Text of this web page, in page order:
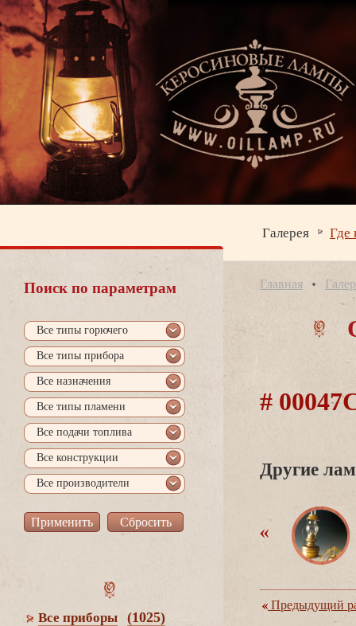
Галерея Где
Поиск по параметрам
се типы горючего
се типы прибора
се назначения
се типы пламени
се подачи топлива
се конструкции
се производители
се приборы (1025)
Главная
#
Другие
Предыдущий